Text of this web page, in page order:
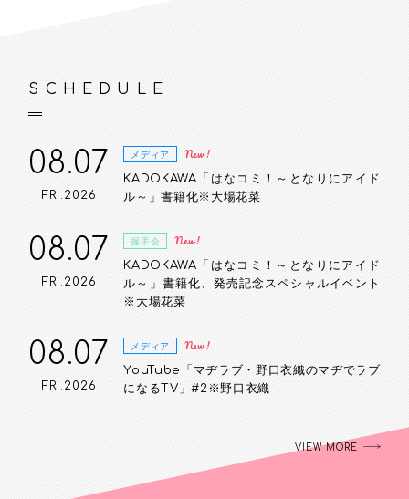
SCHEDULE
08.07
FRI.2026
メディア New!
KADOKAWA「はなコミ！～となりにアイド
ル～」書籍化※大場花菜
08.07
FRI.2026
握手会 New!
KADOKAWA「はなコミ！～となりにアイド
ル～」書籍化、発売記念スペシャルイベント
※大場花菜
08.07
FRI.2026
メディア New!
YouTube「マヂラブ・野口衣織のマヂでラブ
になるTV」#2※野口衣織
VIEW MORE